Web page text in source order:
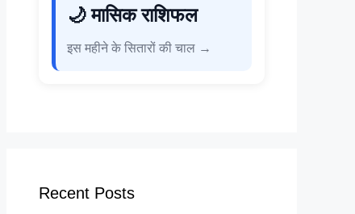
🌙 मासिक राशिफल
इस महीने के सितारों की चाल →
Recent Posts